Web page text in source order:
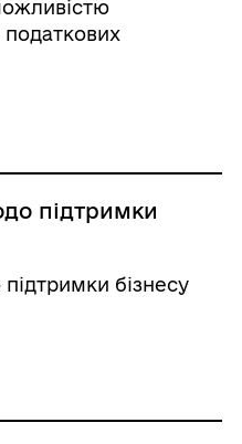
податкових
підтримки
бізнесу